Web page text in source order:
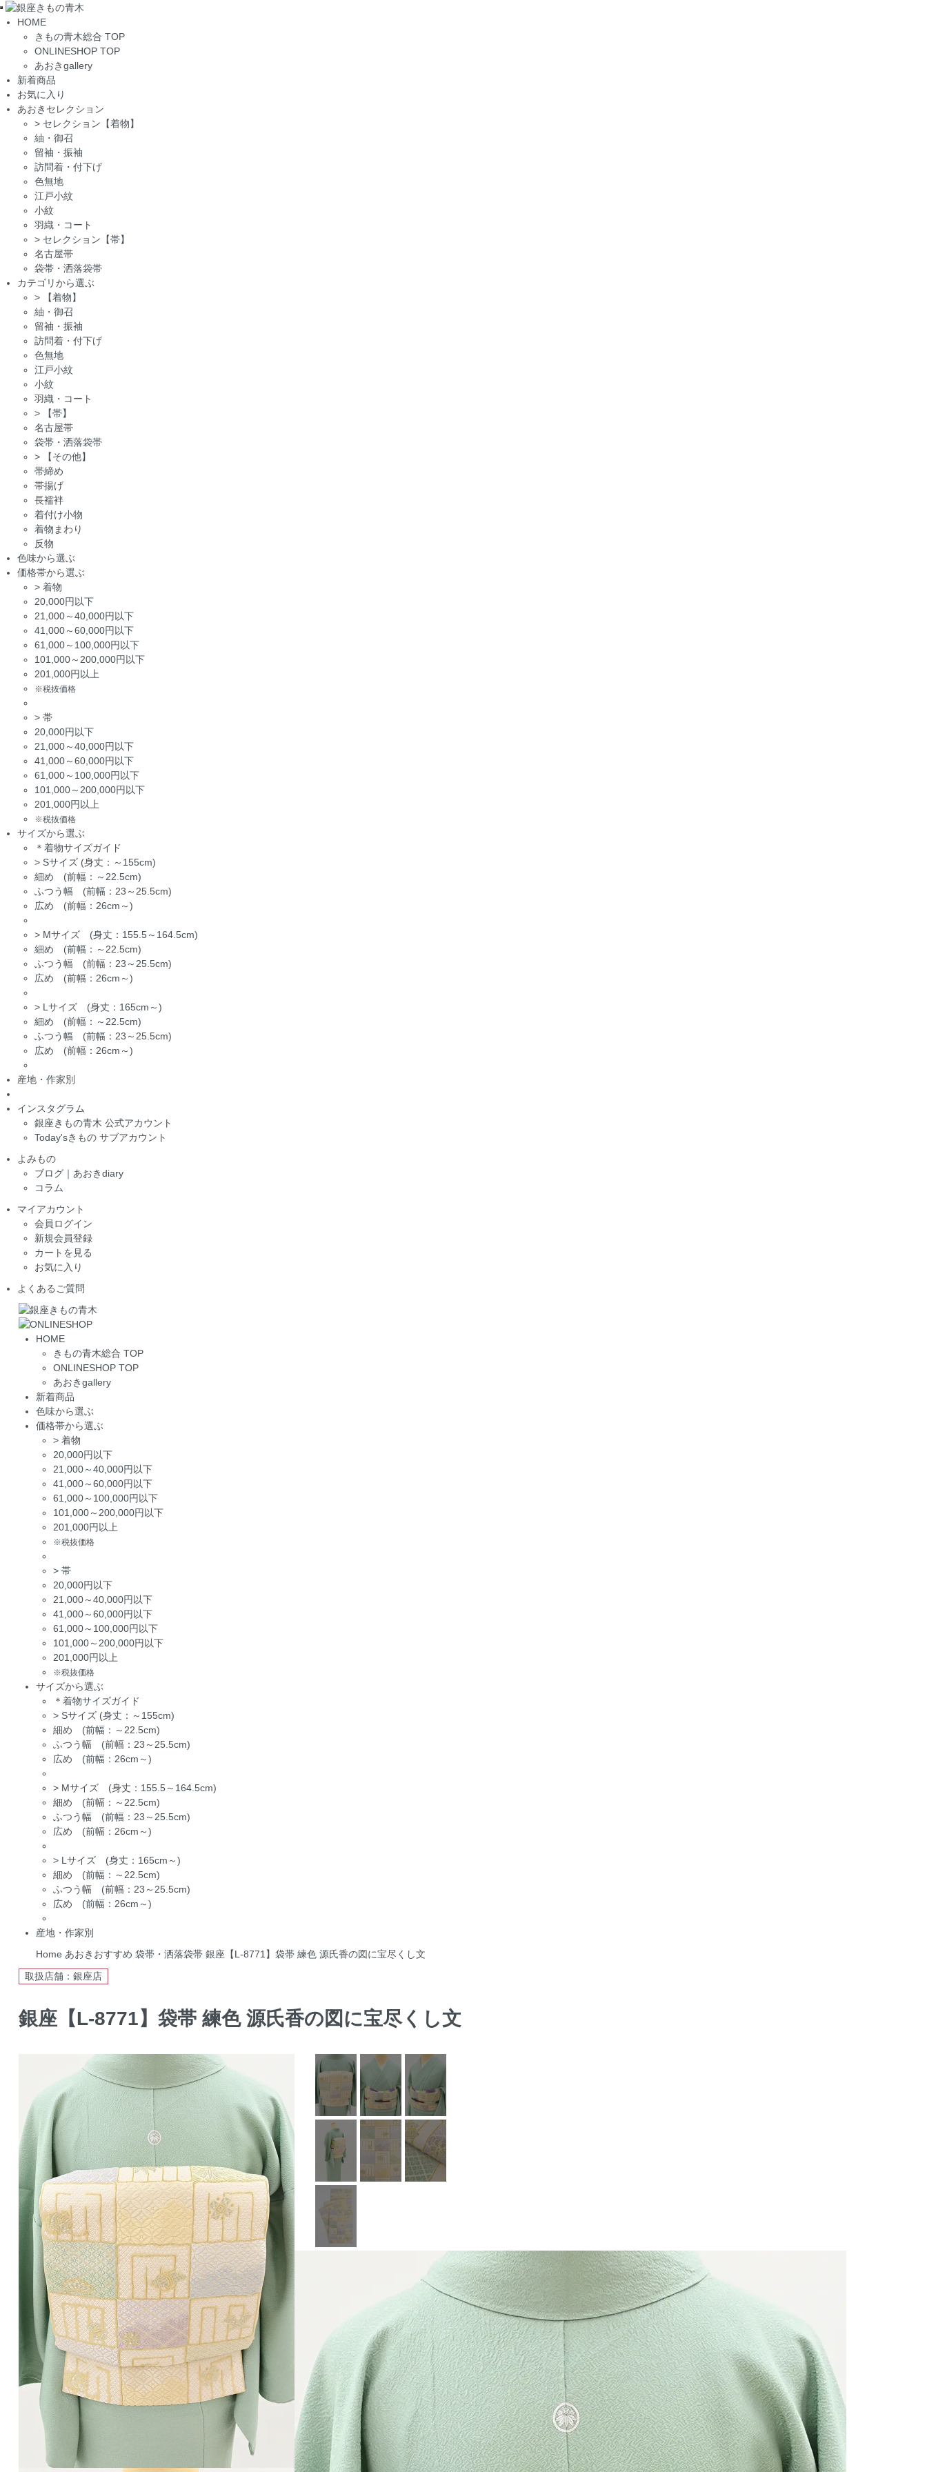
Toggle
navigation
HOME
きもの青木総合 TOP
ONLINESHOP TOP
あおきgallery
新着商品
お気に入り
あおきセレクション
> セレクション【着物】
紬・御召
留袖・振袖
訪問着・付下げ
色無地
江戸小紋
小紋
羽織・コート
> セレクション【帯】
名古屋帯
袋帯・洒落袋帯
カテゴリから選ぶ
>
【着物】
紬・御召
留袖・振袖
訪問着・付下げ
色無地
江戸小紋
小紋
羽織・コート
>
【帯】
名古屋帯
袋帯・洒落袋帯
>
【その他】
帯締め
帯揚げ
長襦袢
着付け小物
着物まわり
反物
色味から選ぶ
価格帯から選ぶ
> 着物
20,000円以下
21,000～40,000円以下
41,000～60,000円以下
61,000～100,000円以下
101,000～200,000円以下
201,000円以上
※税抜価格
> 帯
20,000円以下
21,000～40,000円以下
41,000～60,000円以下
61,000～100,000円以下
101,000～200,000円以下
201,000円以上
※税抜価格
サイズから選ぶ
＊着物サイズガイド
> Sサイズ (身丈：～155cm)
細め (前幅：～22.5cm)
ふつう幅 (前幅：23～25.5cm)
広め (前幅：26cm～)
> Mサイズ (身丈：155.5～164.5cm)
細め (前幅：～22.5cm)
ふつう幅 (前幅：23～25.5cm)
広め (前幅：26cm～)
> Lサイズ (身丈：165cm～)
細め (前幅：～22.5cm)
ふつう幅 (前幅：23～25.5cm)
広め (前幅：26cm～)
産地・作家別
インスタグラム
銀座きもの青木 公式アカウント
Today'sきもの サブアカウント
よみもの
ブログ｜あおきdiary
コラム
マイアカウント
会員ログイン
新規会員登録
カートを見る
お気に入り
よくあるご質問
HOME
きもの青木総合 TOP
ONLINESHOP TOP
あおきgallery
新着商品
色味から選ぶ
価格帯から選ぶ
> 着物
20,000円以下
21,000～40,000円以下
41,000～60,000円以下
61,000～100,000円以下
101,000～200,000円以下
201,000円以上
※税抜価格
> 帯
20,000円以下
21,000～40,000円以下
41,000～60,000円以下
61,000～100,000円以下
101,000～200,000円以下
201,000円以上
※税抜価格
サイズから選ぶ
＊着物サイズガイド
> Sサイズ (身丈：～155cm)
細め (前幅：～22.5cm)
ふつう幅 (前幅：23～25.5cm)
広め (前幅：26cm～)
> Mサイズ (身丈：155.5～164.5cm)
細め (前幅：～22.5cm)
ふつう幅 (前幅：23～25.5cm)
広め (前幅：26cm～)
> Lサイズ (身丈：165cm～)
細め (前幅：～22.5cm)
ふつう幅 (前幅：23～25.5cm)
広め (前幅：26cm～)
産地・作家別
Home あおきおすすめ 袋帯・洒落袋帯 銀座【L-8771】袋帯 練色 源氏香の図に宝尽くし文
取扱店舗：銀座店
銀座【L-8771】袋帯 練色 源氏香の図に宝尽くし文